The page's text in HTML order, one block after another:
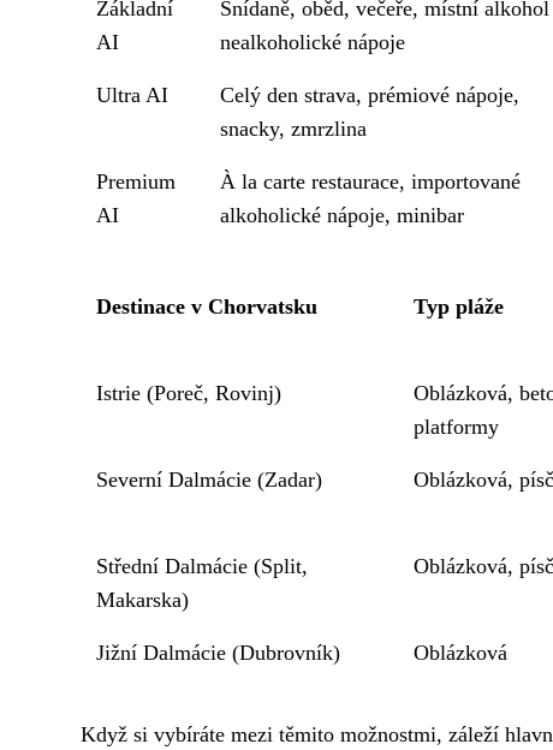
Základní
AI
Snídaně, oběd, večeře, místní alkohol
nealkoholické nápoje
Ultra AI
Celý den strava, prémiové nápoje,
snacky, zmrzlina
Premium
AI
À la carte restaurace, importované
alkoholické nápoje, minibar
Destinace v Chorvatsku Typ pláže
Istrie (Poreč, Rovinj)
Oblázková,
platformy
Severní Dalmácie (Zadar) Oblázková,
Střední Dalmácie (Split,
Makarska)
Oblázková,
Jižní Dalmácie (Dubrovník) Oblázková
Když si vybíráte mezi těmito možnostmi, záleží